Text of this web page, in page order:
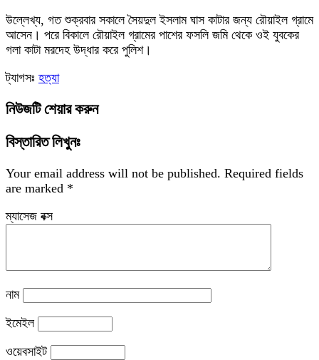
উল্লেখ্য, গত শুক্রবার সকালে সৈয়দুল ইসলাম ঘাস কাটার জন্য রৌয়াইল গ্রামে
আসেন। পরে বিকালে রৌয়াইল গ্রামের পাশের ফসলি জমি থেকে ওই যুবকের
গলা কাটা মরদেহ উদ্ধার করে পুলিশ।
ট্যাগসঃ হত্যা
নিউজটি শেয়ার করুন
বিস্তারিত লিখুনঃ
Your email address will not be published. Required fields
are marked *
ম্যাসেজ বক্স
নাম
ইমেইল
ওয়েবসাইট